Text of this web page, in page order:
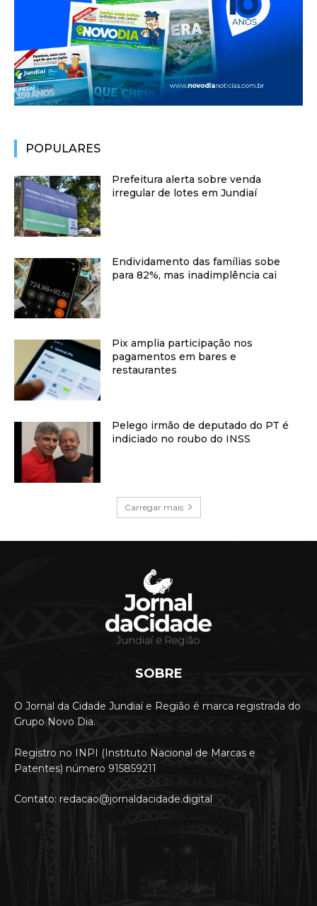
POPULARES
Prefeitura alerta sobre venda
irregular de lotes em Jundiaí
Endividamento das famílias sobe
para 82%, mas inadimplência cai
Pix amplia participação nos
pagamentos em bares e
restaurantes
Pelego irmão de deputado do PT é
indiciado no roubo do INSS
Carregar mais
SOBRE
O Jornal da Cidade Jundiaí e Região é marca registrada do
Grupo Novo Dia.
Registro no INPI (Instituto Nacional de Marcas e
Patentes) número 915859211
Contato: redacao@jornaldacidade.digital